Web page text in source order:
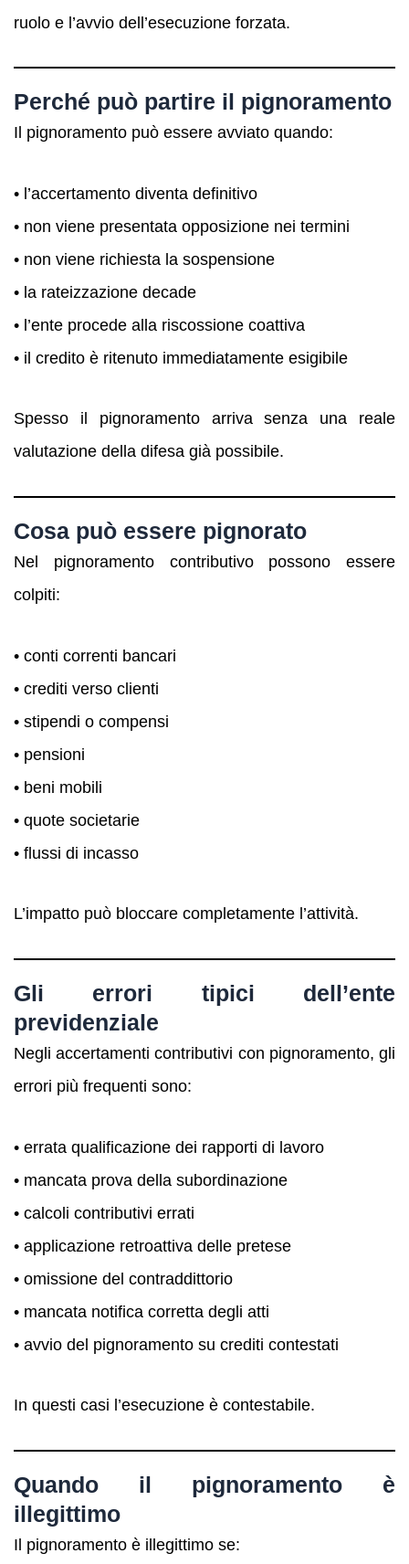
ruolo e l’avvio dell’esecuzione forzata.
Perché può partire il pignoramento
Il pignoramento può essere avviato quando:
• l’accertamento diventa definitivo
• non viene presentata opposizione nei termini
• non viene richiesta la sospensione
• la rateizzazione decade
• l’ente procede alla riscossione coattiva
• il credito è ritenuto immediatamente esigibile
Spesso il pignoramento arriva senza una reale
valutazione della difesa già possibile.
Cosa può essere pignorato
Nel pignoramento contributivo possono essere
colpiti:
• conti correnti bancari
• crediti verso clienti
• stipendi o compensi
• pensioni
• beni mobili
• quote societarie
• flussi di incasso
L’impatto può bloccare completamente l’attività.
Gli errori tipici dell’ente
previdenziale
Negli accertamenti contributivi con pignoramento, gli
errori più frequenti sono:
• errata qualificazione dei rapporti di lavoro
• mancata prova della subordinazione
• calcoli contributivi errati
• applicazione retroattiva delle pretese
• omissione del contraddittorio
• mancata notifica corretta degli atti
• avvio del pignoramento su crediti contestati
In questi casi l’esecuzione è contestabile.
Quando il pignoramento è
illegittimo
Il pignoramento è illegittimo se: